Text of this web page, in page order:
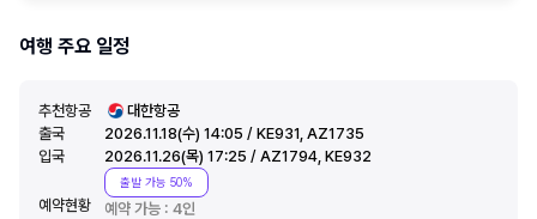
여행 주요 일정
추천항공
대한항공
출국
2026.11.18(수) 14:05 / KE931, AZ1735
입국
2026.11.26(목) 17:25 / AZ1794, KE932
예약현황 예약 가능 : 4인
출발 가능 50%